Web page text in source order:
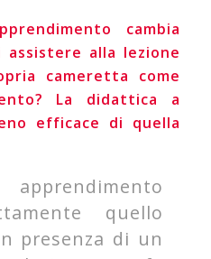
cambia
alla lezione
cameretta come
La didattica a
efficace di quella
quello
presenza di un